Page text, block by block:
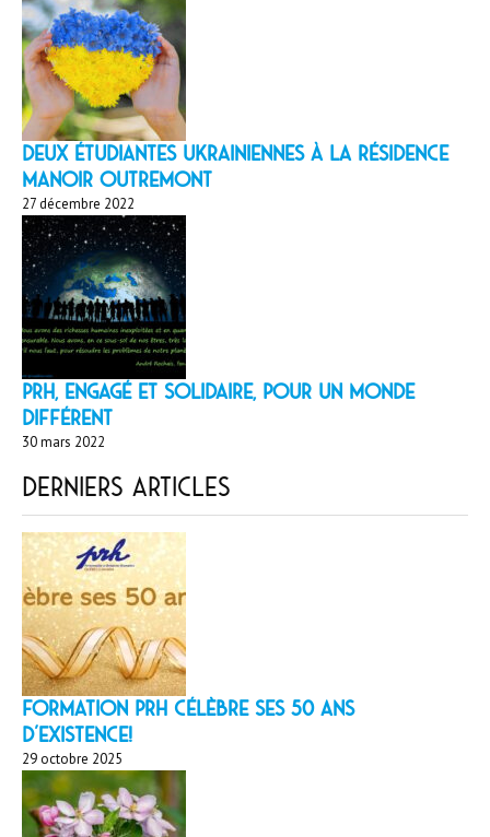
Deux étudiantes ukrainiennes à la résidence
Manoir Outremont
27 décembre 2022
PRH, engagé et solidaire, pour un monde
différent
30 mars 2022
Derniers articles
Formation PRH célèbre ses 50 ans
d’existence!
29 octobre 2025